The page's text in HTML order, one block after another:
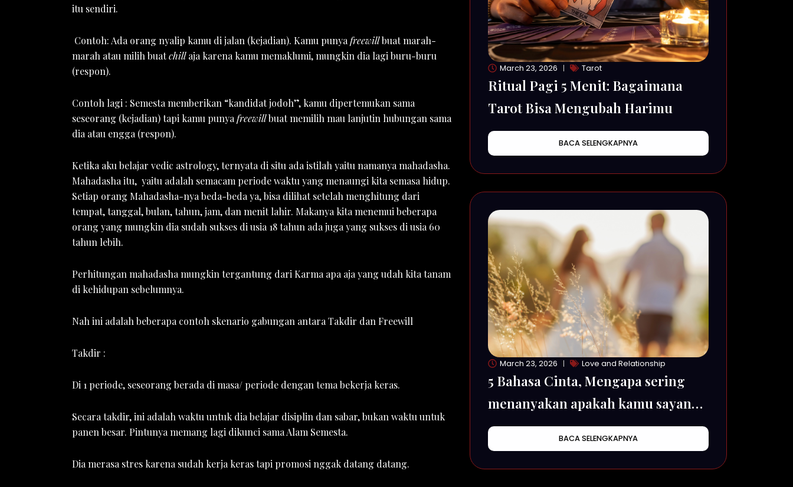
itu sendiri.
Contoh: Ada orang nyalip kamu di jalan (kejadian). Kamu punya freewillbuat marah-
marah atau milih buatchillaja karena kamu memaklumi, mungkin dia lagi buru-buru
(respon).
Contoh lagi : Semesta memberikan “kandidat jodoh”, kamu dipertemukan sama
seseorang (kejadian) tapi kamu punya freewillbuat memilih mau lanjutin hubungan sama
dia atau engga (respon).
Ketika aku belajar vedic astrology, ternyata di situ ada istilah yaitu namanya mahadasha.
Mahadasha itu, yaitu adalah semacam periode waktu yang menaungi kita semasa hidup.
Setiap orang Mahadasha-nya beda-beda ya, bisa dilihat setelah menghitung dari
tempat, tanggal, bulan, tahun, jam, dan menit lahir. Makanya kita menemui beberapa
orang yang mungkin dia sudah sukses di usia 18 tahun ada juga yang sukses di usia 60
tahun lebih.
Perhitungan mahadasha mungkin tergantung dari Karma apa aja yang udah kita tanam
di kehidupan sebelumnya.
Nah ini adalah beberapa contoh skenario gabungan antara Takdir dan Freewill
Takdir :
Di 1 periode, seseorang berada di masa/ periode dengan tema bekerja keras.
Secara takdir, ini adalah waktu untuk dia belajar disiplin dan sabar, bukan waktu untuk
panen besar. Pintunya memang lagi dikunci sama Alam Semesta.
Dia merasa stres karena sudah kerja keras tapi promosi nggak datang datang.
March 23, 2026 Tarot
Ritual Pagi 5 Menit: Bagaimana
Tarot Bisa Mengubah Harimu
BACA SELENGKAPNYA
March 23, 2026 Love and Relationship
5 Bahasa Cinta, Mengapa sering
menanyakan apakah kamu sayang
sama aku atau tidak
BACA SELENGKAPNYA